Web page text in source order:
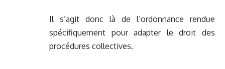
Il s’agit donc là de l’ordonnance rendue
spécifiquement pour adapter le droit des
procédures collectives.